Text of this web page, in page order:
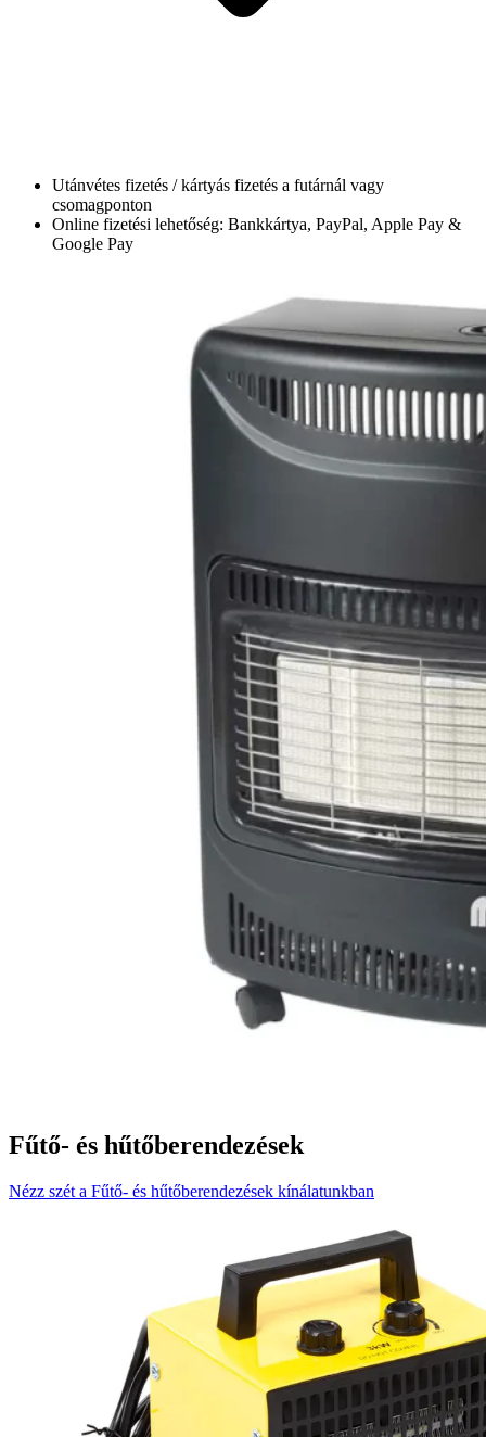
Utánvétes fizetés / kártyás fizetés a futárnál vagy
csomagponton
Online fizetési lehetőség: Bankkártya, PayPal, Apple Pay &
Google Pay
Fűtő- és hűtőberendezések
Nézz szét a Fűtő- és hűtőberendezések kínálatunkban